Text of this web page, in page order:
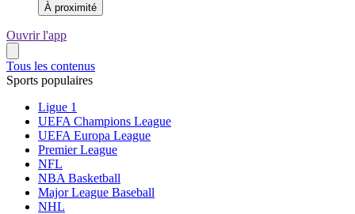
À proximité
Ouvrir l'app
Tous les contenus
Sports populaires
Ligue 1
UEFA Champions League
UEFA Europa League
Premier League
NFL
NBA Basketball
Major League Baseball
NHL